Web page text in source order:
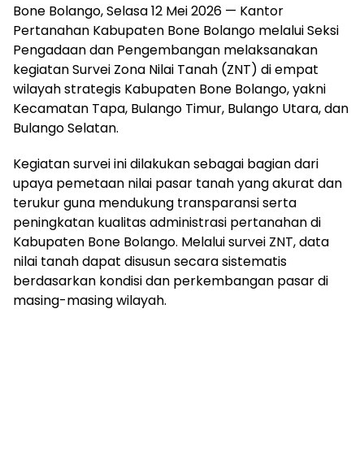
Bone Bolango, Selasa 12 Mei 2026 — Kantor
Pertanahan Kabupaten Bone Bolango melalui Seksi
Pengadaan dan Pengembangan melaksanakan
kegiatan Survei Zona Nilai Tanah (ZNT) di empat
wilayah strategis Kabupaten Bone Bolango, yakni
Kecamatan Tapa, Bulango Timur, Bulango Utara, dan
Bulango Selatan.
Kegiatan survei ini dilakukan sebagai bagian dari
upaya pemetaan nilai pasar tanah yang akurat dan
terukur guna mendukung transparansi serta
peningkatan kualitas administrasi pertanahan di
Kabupaten Bone Bolango. Melalui survei ZNT, data
nilai tanah dapat disusun secara sistematis
berdasarkan kondisi dan perkembangan pasar di
masing-masing wilayah.